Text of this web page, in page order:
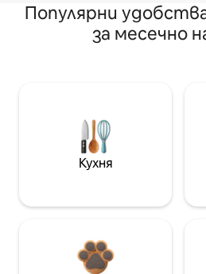
Популярни
за месечно
Кухня